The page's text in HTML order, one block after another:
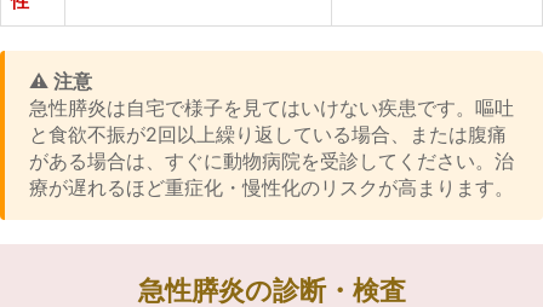
⚠️ 注意
急性膵炎は自宅で様子を見てはいけない疾患です。嘔吐
と食欲不振が2回以上繰り返している場合、または腹痛
がある場合は、すぐに動物病院を受診してください。治
療が遅れるほど重症化・慢性化のリスクが高まります。
急性膵炎の診断・検査